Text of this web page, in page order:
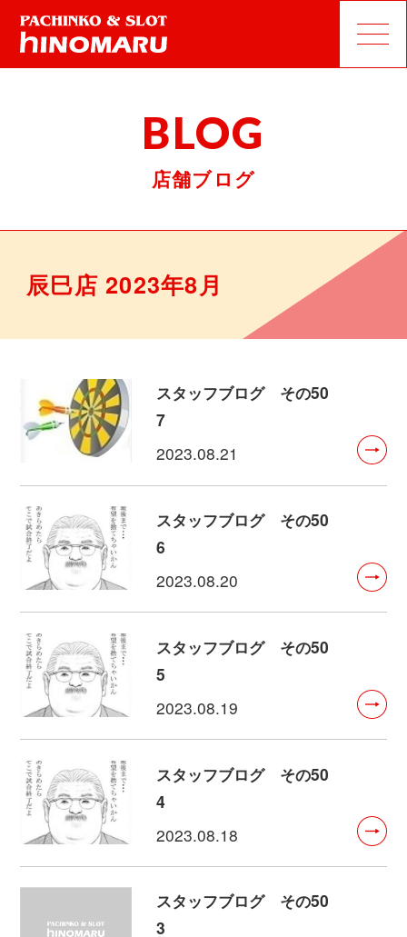
BLOG
店舗ブログ
辰巳店 2023年8月
スタッフブログ その50
7
2023.08.21
スタッフブログ その50
6
2023.08.20
スタッフブログ その50
5
2023.08.19
スタッフブログ その50
4
2023.08.18
スタッフブログ その50
3